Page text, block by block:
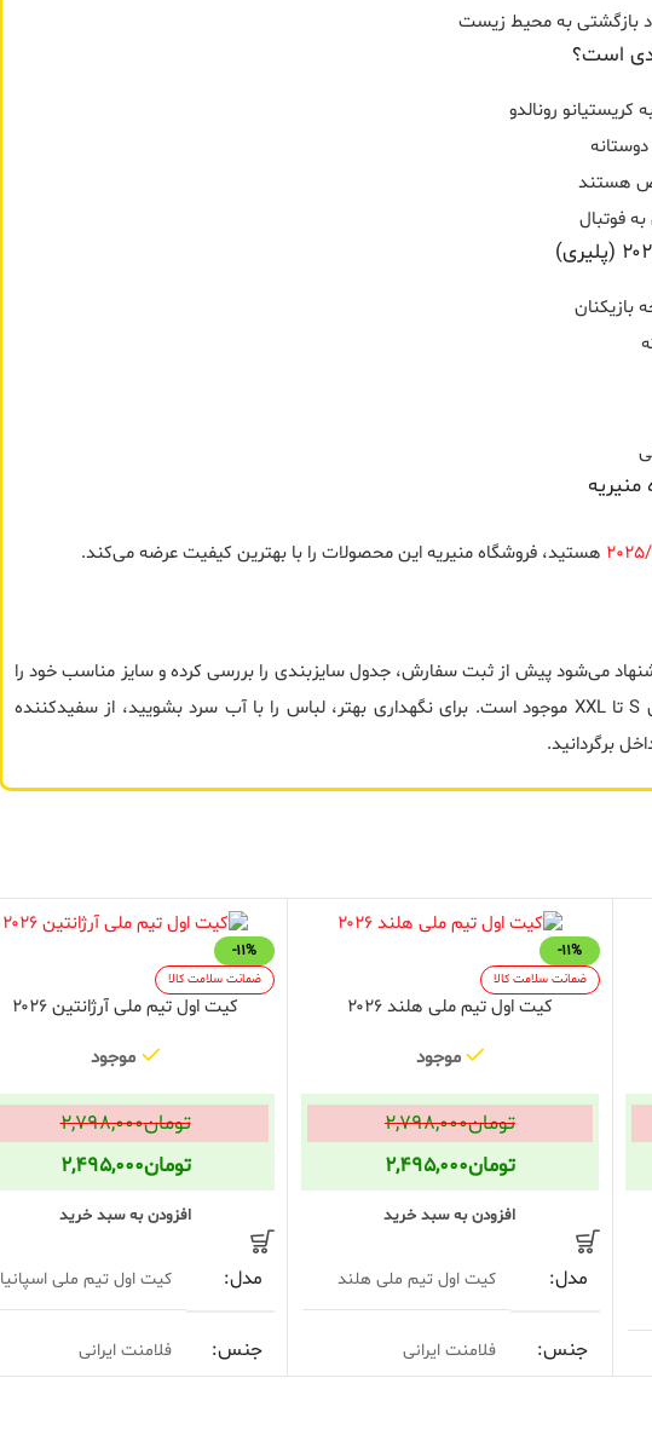
کریستیانو رونالدو
هستند
فوتبال
بازیکنان
هستید، فروشگاه منیریه این محصولات را با بهترین کیفیت عرضه می‌کند.
می‌شود پیش از ثبت سفارش، جدول سایزبندی را بررسی کرده و سایز مناسب خود را
انتخاب کنید. این محصول در سایزهای S تا XXL موجود است. برای نگهداری بهتر، لباس را با آب سرد بشویید، از سفیدکننده
برگردانید.
-11%
ضمانت سلامت کالا
کیت اول تیم ملی هلند ۲۰۲۶
موجود
تومان۲,۷۹۸,۰۰۰
تومان۲,۴۹۵,۰۰۰
افزودن به سبد خرید
مدل کیت اول تیم ملی هلند
جنس فلامنت ایرانی
-11%
ضمانت سلامت کالا
کیت اول تیم ملی آرژانتین ۲۰۲۶
موجود
تومان۲,۷۹۸,۰۰۰
تومان۲,۴۹۵,۰۰۰
افزودن به سبد خرید
مدل کیت اول تیم ملی اسپانیا
جنس فلامنت ایرانی